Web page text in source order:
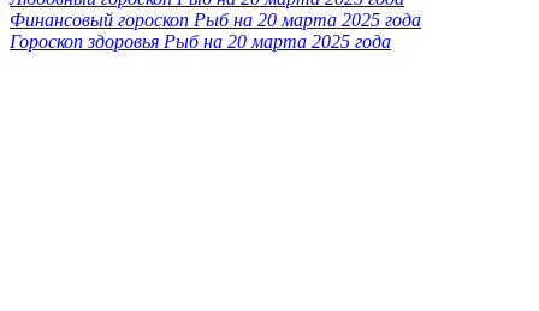
Финансовый гороскоп Рыб на 20 марта 2025 года
Гороскоп здоровья Рыб на 20 марта 2025 года